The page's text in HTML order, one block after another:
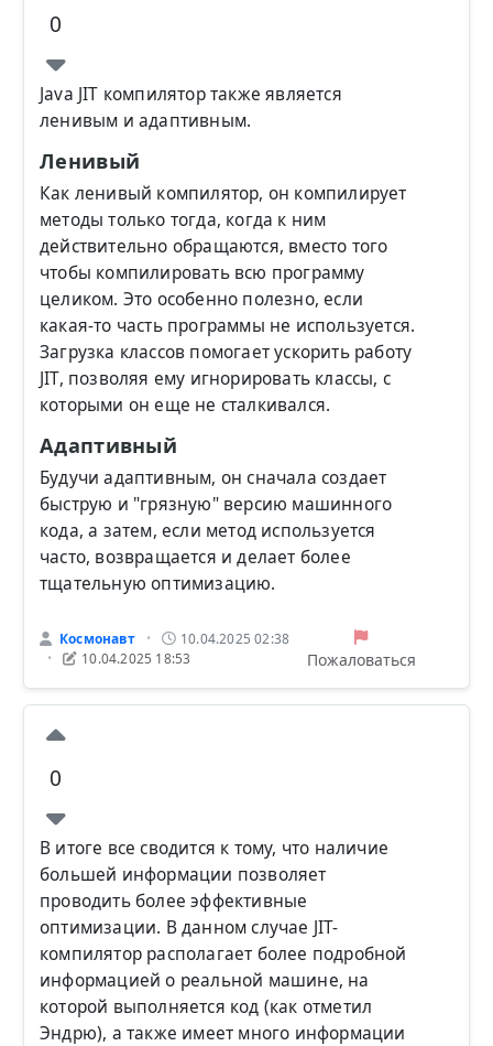
0
Java JIT компилятор также является
ленивым и адаптивным.
Ленивый
Как ленивый компилятор, он компилирует
методы только тогда, когда к ним
действительно обращаются, вместо того
чтобы компилировать всю программу
целиком. Это особенно полезно, если
какая-то часть программы не используется.
Загрузка классов помогает ускорить работу
JIT, позволяя ему игнорировать классы, с
которыми он еще не сталкивался.
Адаптивный
Будучи адаптивным, он сначала создает
быструю и "грязную" версию машинного
кода, а затем, если метод используется
часто, возвращается и делает более
тщательную оптимизацию.
Космонавт • 10.04.2025 02:38
• 10.04.2025 18:53 Пожаловаться
0
В итоге все сводится к тому, что наличие
большей информации позволяет
проводить более эффективные
оптимизации. В данном случае JIT-
компилятор располагает более подробной
информацией о реальной машине, на
которой выполняется код (как отметил
Эндрю), а также имеет много информации